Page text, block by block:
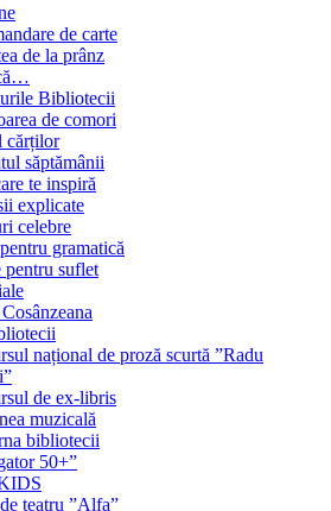
de carte
de la prânz
Bibliotecii
de comori
cărților
săptămânii
te inspiră
explicate
celebre
gramatică
pentru suflet
național de proză scurtă ”Radu
de ex-libris
muzicală
bibliotecii
50+”
teatru ”Alfa”